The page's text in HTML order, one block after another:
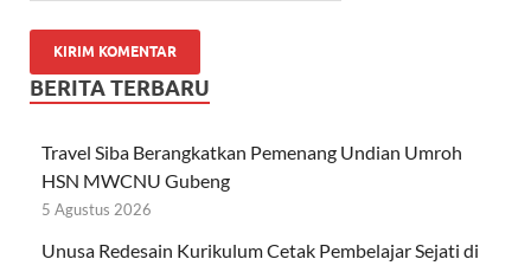
BERITA TERBARU
Travel Siba Berangkatkan Pemenang Undian Umroh
HSN MWCNU Gubeng
5 Agustus 2026
Unusa Redesain Kurikulum Cetak Pembelajar Sejati di